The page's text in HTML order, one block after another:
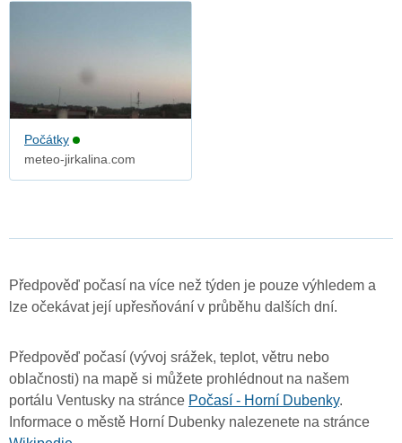
Počátky
meteo-jirkalina.com
Předpověď počasí na více než týden je pouze výhledem a
lze očekávat její upřesňování v průběhu dalších dní.
Předpověď počasí (vývoj srážek, teplot, větru nebo
oblačnosti) na mapě si můžete prohlédnout na našem
portálu Ventusky na stránce Počasí - Horní Dubenky.
Informace o městě Horní Dubenky nalezenete na stránce